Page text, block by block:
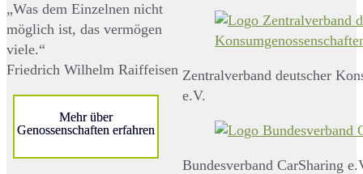
„Was dem Einzelnen nicht
möglich ist, das vermögen
viele.“
Friedrich Wilhelm Raiffeisen
Mehr über
Genossenschaften erfahren
Zentralverband deutscher
e.V.
Bundesverband CarSharing